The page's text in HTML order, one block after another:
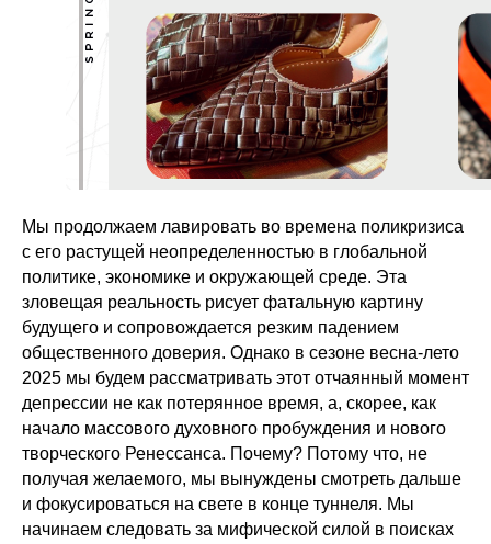
Мы продолжаем лавировать во времена поликризиса
с его растущей неопределенностью в глобальной
политике, экономике и окружающей среде. Эта
зловещая реальность рисует фатальную картину
будущего и сопровождается резким падением
общественного доверия. Однако в сезоне весна-лето
2025 мы будем рассматривать этот отчаянный момент
депрессии не как потерянное время, а, скорее, как
начало массового духовного пробуждения и нового
творческого Ренессанса. Почему? Потому что, не
получая желаемого, мы вынуждены смотреть дальше
и фокусироваться на свете в конце туннеля. Мы
начинаем следовать за мифической силой в поисках